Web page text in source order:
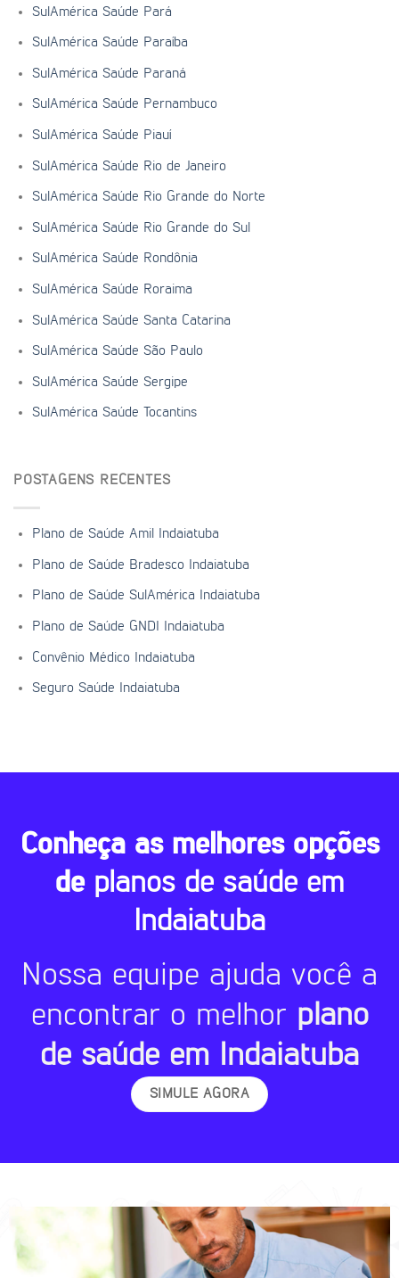
SulAmérica Saúde Pará
SulAmérica Saúde Paraíba
SulAmérica Saúde Paraná
SulAmérica Saúde Pernambuco
SulAmérica Saúde Piauí
SulAmérica Saúde Rio de Janeiro
SulAmérica Saúde Rio Grande do Norte
SulAmérica Saúde Rio Grande do Sul
SulAmérica Saúde Rondônia
SulAmérica Saúde Roraima
SulAmérica Saúde Santa Catarina
SulAmérica Saúde São Paulo
SulAmérica Saúde Sergipe
SulAmérica Saúde Tocantins
POSTAGENS RECENTES
Plano de Saúde Amil Indaiatuba
Plano de Saúde Bradesco Indaiatuba
Plano de Saúde SulAmérica Indaiatuba
Plano de Saúde GNDI Indaiatuba
Convênio Médico Indaiatuba
Seguro Saúde Indaiatuba
Conheça as melhores opções
de planos de saúde em
Indaiatuba
Nossa equipe ajuda você a
encontrar o melhor plano
de saúde em Indaiatuba
SIMULE AGORA